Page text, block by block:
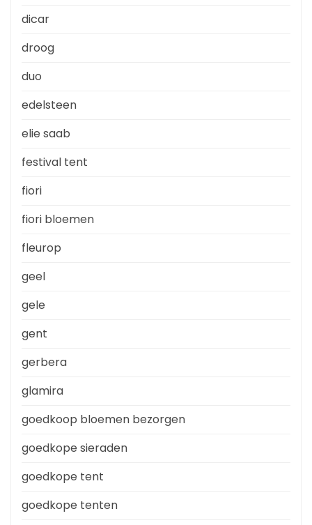
dicar
droog
duo
edelsteen
elie saab
festival tent
fiori
fiori bloemen
fleurop
geel
gele
gent
gerbera
glamira
goedkoop bloemen bezorgen
goedkope sieraden
goedkope tent
goedkope tenten